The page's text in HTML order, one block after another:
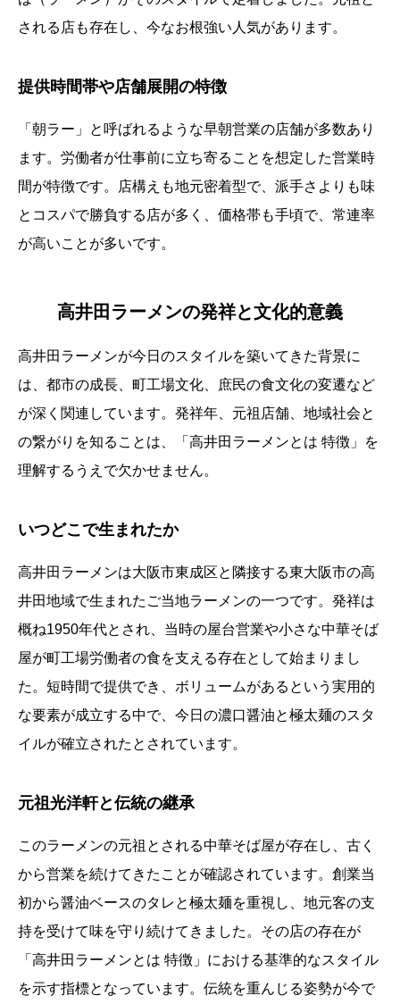
される店も存在し、今なお根強い人気があります。
提供時間帯や店舗展開の特徴
「朝ラー」と呼ばれるような早朝営業の店舗が多数あり
ます。労働者が仕事前に立ち寄ることを想定した営業時
間が特徴です。店構えも地元密着型で、派手さよりも味
とコスパで勝負する店が多く、価格帯も手頃で、常連率
が高いことが多いです。
高井田ラーメンの発祥と文化的意義
高井田ラーメンが今日のスタイルを築いてきた背景に
は、都市の成長、町工場文化、庶民の食文化の変遷など
が深く関連しています。発祥年、元祖店舗、地域社会と
の繋がりを知ることは、「高井田ラーメンとは 特徴」を
理解するうえで欠かせません。
いつどこで生まれたか
高井田ラーメンは大阪市東成区と隣接する東大阪市の高
井田地域で生まれたご当地ラーメンの一つです。発祥は
概ね1950年代とされ、当時の屋台営業や小さな中華そば
屋が町工場労働者の食を支える存在として始まりまし
た。短時間で提供でき、ボリュームがあるという実用的
な要素が成立する中で、今日の濃口醤油と極太麺のスタ
イルが確立されたとされています。
元祖光洋軒と伝統の継承
このラーメンの元祖とされる中華そば屋が存在し、古く
から営業を続けてきたことが確認されています。創業当
初から醤油ベースのタレと極太麺を重視し、地元客の支
持を受けて味を守り続けてきました。その店の存在が
「高井田ラーメンとは 特徴」における基準的なスタイル
を示す指標となっています。伝統を重んじる姿勢が今で